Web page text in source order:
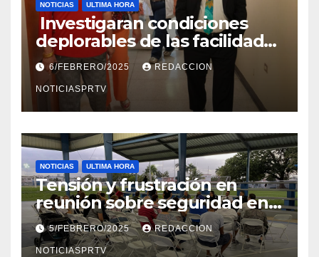
NOTICIAS ULTIMA HORA
Investigaran condiciones
deplorables de las facilidades
el Departamento de la Salud
en Mayagüez
6/FEBRERO/2025 REDACCION
NOTICIASPRTV
NOTICIAS ULTIMA HORA
Tensión y frustración en
reunión sobre seguridad en
Reparto Metropolitano
5/FEBRERO/2025 REDACCION
NOTICIASPRTV